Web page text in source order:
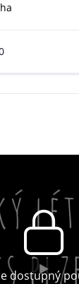
dostupný